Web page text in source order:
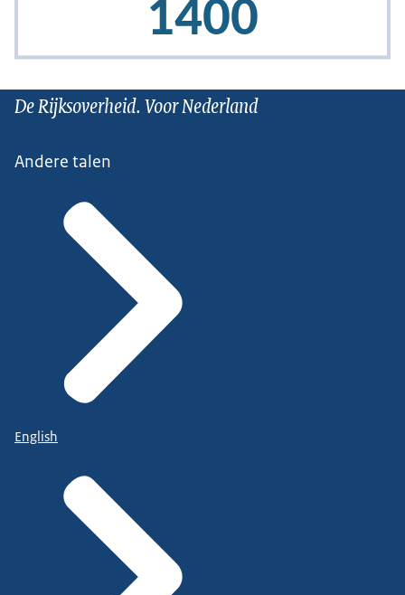
De Rijksoverheid. Voor Nederland
Andere talen
English